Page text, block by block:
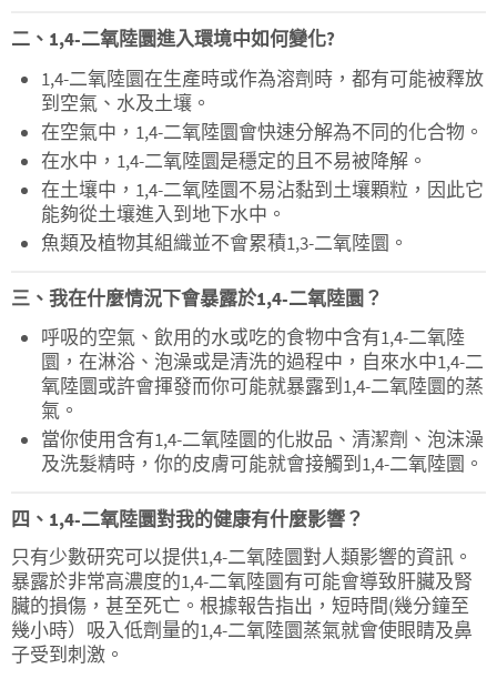
二、1,4-二氧陸圜進入環境中如何變化?
1,4-二氧陸圜在生產時或作為溶劑時，都有可能被釋放
到空氣、水及土壤。
在空氣中，1,4-二氧陸圜會快速分解為不同的化合物。
在水中，1,4-二氧陸圜是穩定的且不易被降解。
在土壤中，1,4-二氧陸圜不易沾黏到土壤顆粒，因此它
能夠從土壤進入到地下水中。
魚類及植物其組織並不會累積1,3-二氧陸圜。
三、我在什麼情況下會暴露於1,4-二氧陸圜？
呼吸的空氣、飲用的水或吃的食物中含有1,4-二氧陸
圜，在淋浴、泡澡或是清洗的過程中，自來水中1,4-二
氧陸圜或許會揮發而你可能就暴露到1,4-二氧陸圜的蒸
氣。
當你使用含有1,4-二氧陸圜的化妝品、清潔劑、泡沫澡
及洗髮精時，你的皮膚可能就會接觸到1,4-二氧陸圜。
四、1,4-二氧陸圜對我的健康有什麼影響？
只有少數研究可以提供1,4-二氧陸圜對人類影響的資訊。
暴露於非常高濃度的1,4-二氧陸圜有可能會導致肝臟及腎
臟的損傷，甚至死亡。根據報告指出，短時間(幾分鐘至
幾小時）吸入低劑量的1,4-二氧陸圜蒸氣就會使眼睛及鼻
子受到刺激。